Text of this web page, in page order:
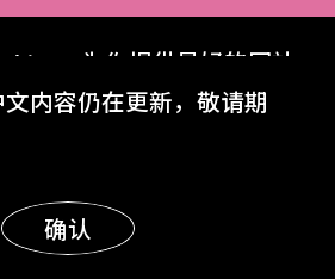
」为你提供最好的网站
明白
内容仍在更新，敬请期
确认